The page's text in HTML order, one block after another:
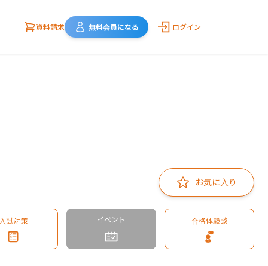
資料請求 無料会員になる ログイン
お気に入り
試対策 イベント 合格体験談